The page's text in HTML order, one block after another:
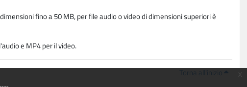
fino a 50 MB, per file audio o video di dimensioni superiori è
e MP4 per il video.
Torna all'inizio